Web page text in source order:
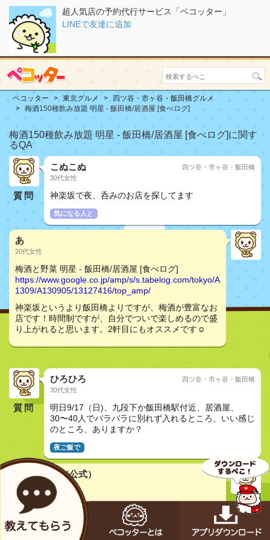
超人気店の予約代行サービス「ペコッター」
LINEで友達に追加
ペコッター 東京グルメ
四ツ谷・市ヶ谷・飯田橋グルメ
梅酒150種飲み放題 明星 - 飯田橋/居酒屋 [食べログ]
梅酒150種飲み放題 明星 - 飯田橋/居酒屋 [食べログ]に関す
るQA
質問
こぬこぬ
30代女性
四ツ谷・市ヶ谷・飯田橋
神楽坂で夜、呑みのお店を探してます
気になる人と
あ
20代女性
梅酒と野菜 明星 - 飯田橋/居酒屋 [食べログ]
https://www.google.co.jp/amp/s/s.tabelog.com/tokyo/A
1309/A130905/13127416/top_amp/
神楽坂というより飯田橋よりですが、梅酒が豊富なお
店です！時間制ですが、自分でついで楽しめるので盛
り上がれると思います。2軒目にもオススメです☺︎
質問
ひろひろ
30代女性
四ツ谷・市ヶ谷・飯田橋
明日9/17（日)、九段下か飯田橋駅付近、居酒屋、
30〜40人でバラバラに別れず入れるところ、いい感じ
のところ、ありますか？
夜ご飯で
メカペコ君（公式）
初号機（学習中）
pecopeco...
コノお店も良さそうペコ
梅酒と野菜 明星